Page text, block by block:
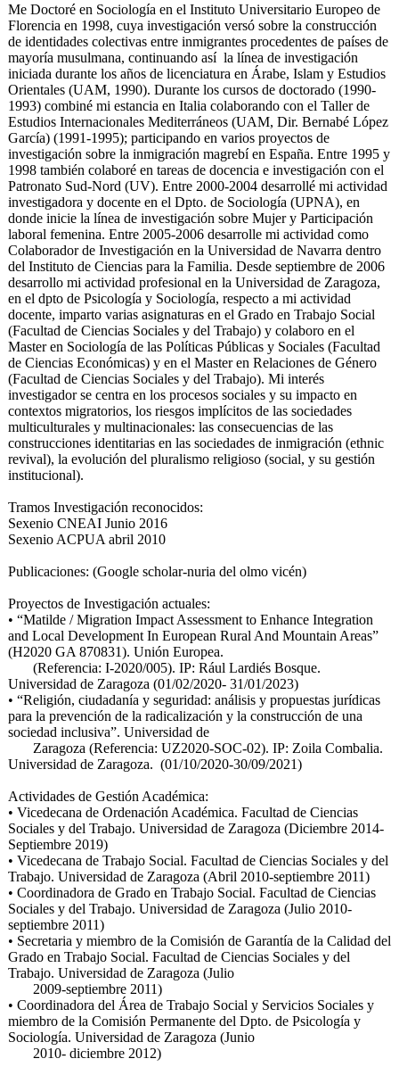
Me Doctoré en Sociología en el Instituto Universitario Europeo de
Florencia en 1998, cuya investigación versó sobre la construcción
de identidades colectivas entre inmigrantes procedentes de países de
mayoría musulmana, continuando así la línea de investigación
iniciada durante los años de licenciatura en Árabe, Islam y Estudios
Orientales (UAM, 1990). Durante los cursos de doctorado (1990-
1993) combiné mi estancia en Italia colaborando con el Taller de
Estudios Internacionales Mediterráneos (UAM, Dir. Bernabé López
García) (1991-1995); participando en varios proyectos de
investigación sobre la inmigración magrebí en España. Entre 1995 y
1998 también colaboré en tareas de docencia e investigación con el
Patronato Sud-Nord (UV). Entre 2000-2004 desarrollé mi actividad
investigadora y docente en el Dpto. de Sociología (UPNA), en
donde inicie la línea de investigación sobre Mujer y Participación
laboral femenina. Entre 2005-2006 desarrolle mi actividad como
Colaborador de Investigación en la Universidad de Navarra dentro
del Instituto de Ciencias para la Familia. Desde septiembre de 2006
desarrollo mi actividad profesional en la Universidad de Zaragoza,
en el dpto de Psicología y Sociología, respecto a mi actividad
docente, imparto varias asignaturas en el Grado en Trabajo Social
(Facultad de Ciencias Sociales y del Trabajo) y colaboro en el
Master en Sociología de las Políticas Públicas y Sociales (Facultad
de Ciencias Económicas) y en el Master en Relaciones de Género
(Facultad de Ciencias Sociales y del Trabajo). Mi interés
investigador se centra en los procesos sociales y su impacto en
contextos migratorios, los riesgos implícitos de las sociedades
multiculturales y multinacionales: las consecuencias de las
construcciones identitarias en las sociedades de inmigración (ethnic
revival), la evolución del pluralismo religioso (social, y su gestión
institucional).
Tramos Investigación reconocidos:
Sexenio CNEAI Junio 2016
Sexenio ACPUA abril 2010
Publicaciones: (Google scholar-nuria del olmo vicén)
Proyectos de Investigación actuales:
• “Matilde / Migration Impact Assessment to Enhance Integration
and Local Development In European Rural And Mountain Areas”
(H2020 GA 870831). Unión Europea.
(Referencia: I-2020/005). IP: Rául Lardiés Bosque.
Universidad de Zaragoza (01/02/2020- 31/01/2023)
• “Religión, ciudadanía y seguridad: análisis y propuestas jurídicas
para la prevención de la radicalización y la construcción de una
sociedad inclusiva”. Universidad de
Zaragoza (Referencia: UZ2020-SOC-02). IP: Zoila Combalia.
Universidad de Zaragoza. (01/10/2020-30/09/2021)
Actividades de Gestión Académica:
• Vicedecana de Ordenación Académica. Facultad de Ciencias
Sociales y del Trabajo. Universidad de Zaragoza (Diciembre 2014-
Septiembre 2019)
• Vicedecana de Trabajo Social. Facultad de Ciencias Sociales y del
Trabajo. Universidad de Zaragoza (Abril 2010-septiembre 2011)
• Coordinadora de Grado en Trabajo Social. Facultad de Ciencias
Sociales y del Trabajo. Universidad de Zaragoza (Julio 2010-
septiembre 2011)
• Secretaria y miembro de la Comisión de Garantía de la Calidad del
Grado en Trabajo Social. Facultad de Ciencias Sociales y del
Trabajo. Universidad de Zaragoza (Julio
2009-septiembre 2011)
• Coordinadora del Área de Trabajo Social y Servicios Sociales y
miembro de la Comisión Permanente del Dpto. de Psicología y
Sociología. Universidad de Zaragoza (Junio
2010- diciembre 2012)